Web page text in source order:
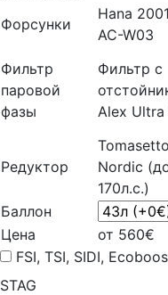
Форсунки
Hana
AC-W03
Фильтр
паровой
фазы
Фильтр с
Alex
Редуктор
Tomasetto
Nordic
170л.с.)
Баллон
Цена
от 560€
FSI, TSI, SIDI,
STAG